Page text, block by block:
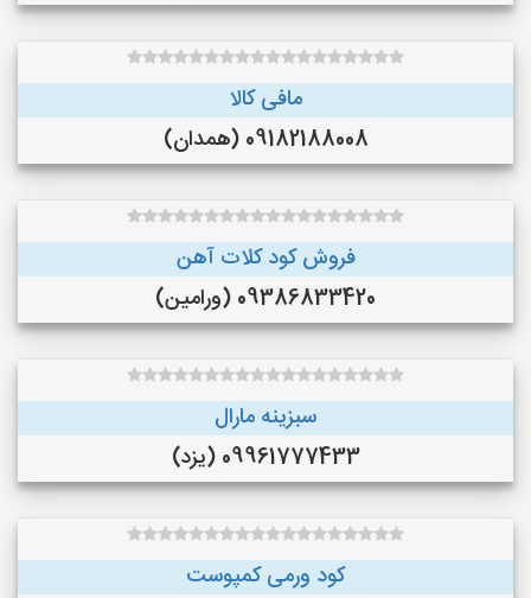
مافی کالا
09182188008 (همدان)
فروش کود کلات آهن
09386833420 (ورامین)
سبزینه مارال
09961777433 (یزد)
کود ورمی کمپوست